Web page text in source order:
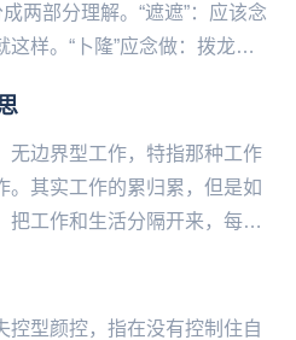
两部分理解。“遮遮”：应该念
样。“卜隆”应念做：拨龙。
无边界型工作，特指那种工作
。其实工作的累归累，但是如
把工作和生活分隔开来，每天
控型颜控，指在没有控制住自